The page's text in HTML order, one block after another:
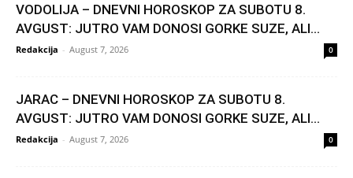
VODOLIJA – DNEVNI HOROSKOP ZA SUBOTU 8.
AVGUST: JUTRO VAM DONOSI GORKE SUZE, ALI...
Redakcija - August 7, 2026 0
JARAC – DNEVNI HOROSKOP ZA SUBOTU 8.
AVGUST: JUTRO VAM DONOSI GORKE SUZE, ALI...
Redakcija - August 7, 2026 0